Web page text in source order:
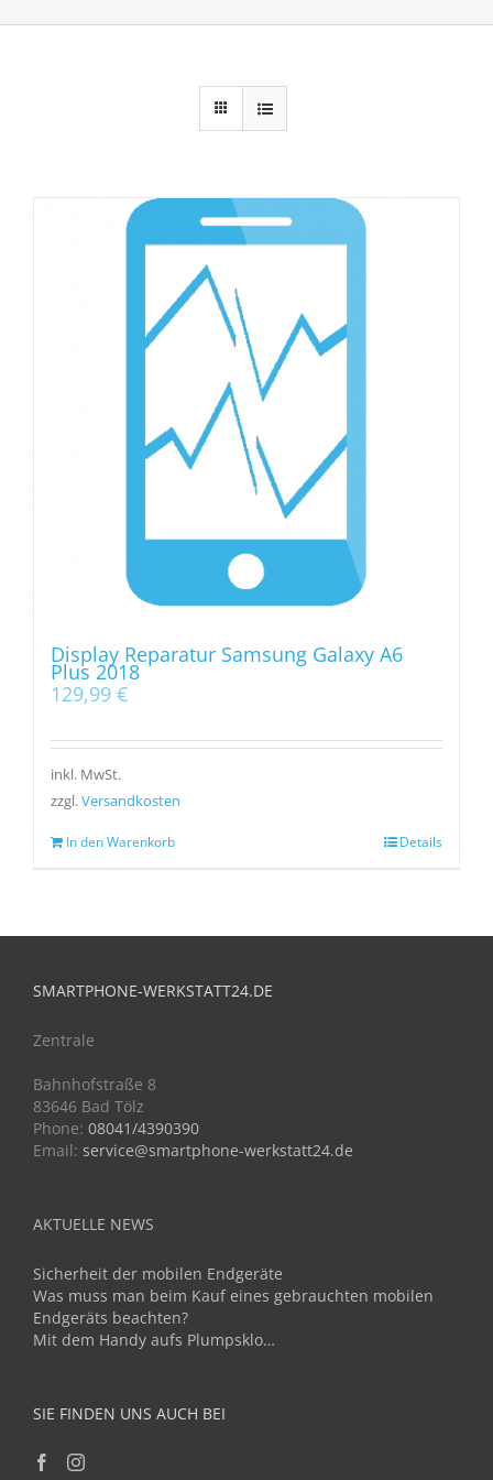
Display Reparatur Samsung Galaxy A6
Plus 2018
129,99 €
inkl. MwSt.
zzgl.Versandkosten
In den Warenkorb Details
SMARTPHONE-WERKSTATT24.DE
Zentrale
Bahnhofstraße 8
83646 Bad Tölz
Phone: 08041/4390390
Email: service@smartphone-werkstatt24.de
AKTUELLE NEWS
Sicherheit der mobilen Endgeräte
Was muss man beim Kauf eines gebrauchten mobilen
Endgeräts beachten?
Mit dem Handy aufs Plumpsklo…
SIE FINDEN UNS AUCH BEI